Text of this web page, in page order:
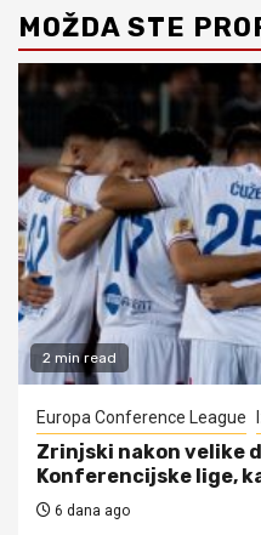
MOŽDA STE
2 min read
Europa Conference League
Zrinjski nakon velike
Konferencijske lige,
6 dana ago